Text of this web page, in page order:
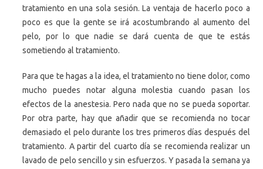
tratamiento en una sola sesión. La ventaja de hacerlo poco a
poco es que la gente se irá acostumbrando al aumento del
pelo, por lo que nadie se dará cuenta de que te estás
sometiendo al tratamiento.
Para que te hagas a la idea, el tratamiento no tiene dolor, como
mucho puedes notar alguna molestia cuando pasan los
efectos de la anestesia. Pero nada que no se pueda soportar.
Por otra parte, hay que añadir que se recomienda no tocar
demasiado el pelo durante los tres primeros días después del
tratamiento. A partir del cuarto día se recomienda realizar un
lavado de pelo sencillo y sin esfuerzos. Y pasada la semana ya